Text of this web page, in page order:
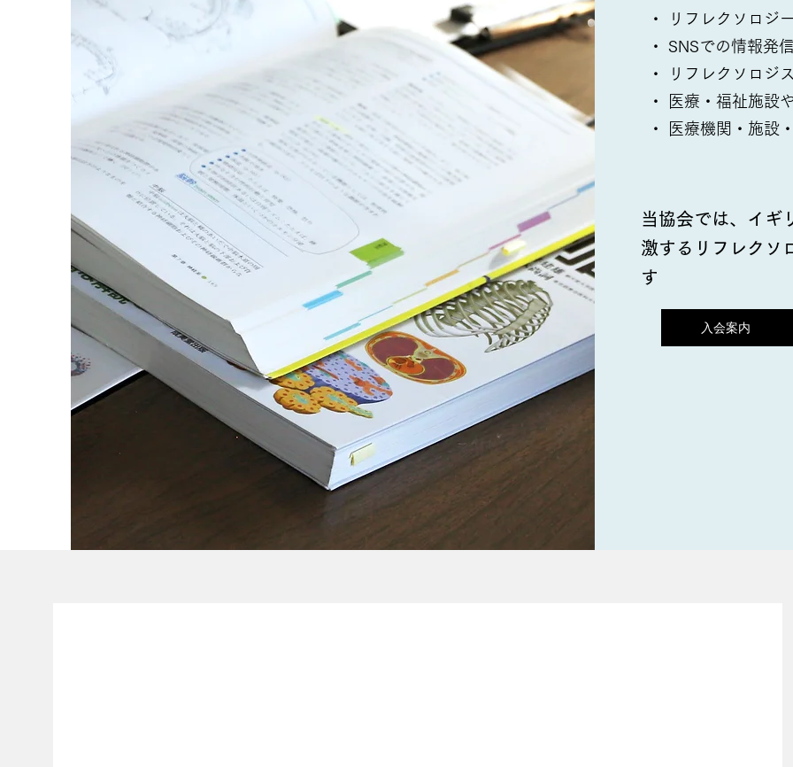
・ リフレクソロジ
・ SNSでの情報発
・ リフレクソロジ
・ 医療・福祉施設
・ 医療機関・施設
当協会では、イギ
激するリフレクソ
す
入会案内